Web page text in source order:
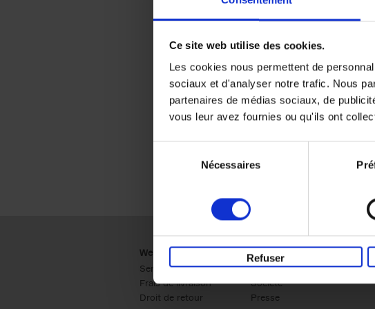
Ce site web utilise des cookies.
Les cookies nous permettent de
sociaux et d'analyser notre trafic. Nous
partenaires de médias sociaux, de
vous leur avez fournies ou qu'ils ont
Nécessaires
Refuser
Webshop
Service clients
Frais de livraison
Droit de retour
Business
Ventes
Société
Presse